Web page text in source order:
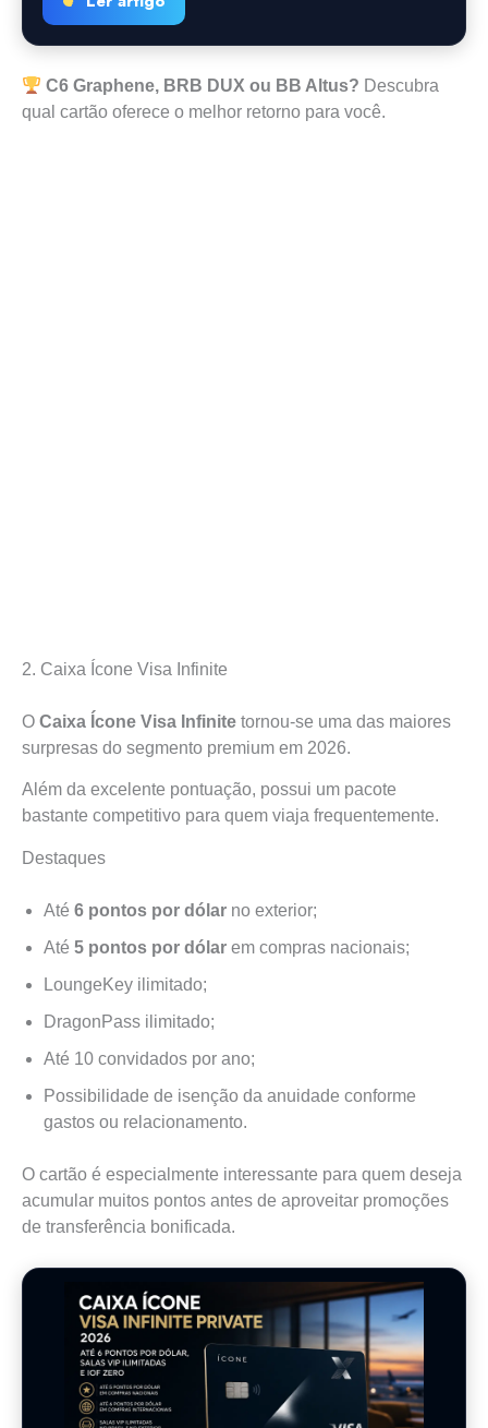
C6 Graphene, BRB DUX ou BB Altus? Descubra
qual cartão oferece o melhor retorno para você.
2. Caixa Ícone Visa Infinite
O Caixa Ícone Visa Infinite tornou-se uma das maiores
surpresas do segmento premium em 2026.
Além da excelente pontuação, possui um pacote
bastante competitivo para quem viaja frequentemente.
Destaques
Até 6 pontos por dólar no exterior;
Até 5 pontos por dólar em compras nacionais;
LoungeKey ilimitado;
DragonPass ilimitado;
Até 10 convidados por ano;
Possibilidade de isenção da anuidade conforme
gastos ou relacionamento.
O cartão é especialmente interessante para quem deseja
acumular muitos pontos antes de aproveitar promoções
de transferência bonificada.